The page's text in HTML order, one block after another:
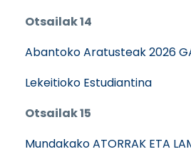
Otsailak 14
Abantoko Aratusteak 2026
Lekeitioko Estudiantina
Otsailak 15
Mundakako ATORRAK ETA